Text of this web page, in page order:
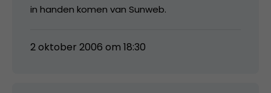
in handen komen van Sunweb.
2 oktober 2006 om 18:30